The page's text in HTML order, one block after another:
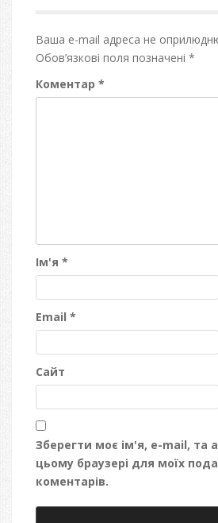
Ваша e-mail адреса не
Обов’язкові поля позначені *
Коментар *
Ім'я *
Email *
Сайт
Зберегти моє ім'я, e-mail, та
цьому браузері для моїх
коментарів.